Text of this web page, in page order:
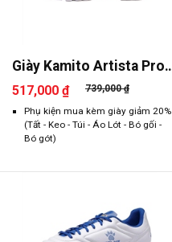
Giày Kamito Artista Pro
TF
517,000 ₫
739,000 ₫
Phụ kiện mua kèm giày giảm 20%
(Tất - Keo - Túi - Áo Lót - Bó gối -
Bó gót)